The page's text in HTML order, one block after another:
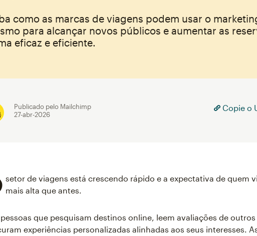
como as marcas de viagens podem usar o
para alcançar novos públicos e aumentar as
eficaz e eficiente.
Publicado pelo Mailchimp
27-abr-2026
Copie o
setor de viagens está crescendo rápido e a expectativa de quem
mais alta que antes.
que pesquisam destinos online, leem avaliações de
experiências personalizadas alinhadas aos seus interesses.